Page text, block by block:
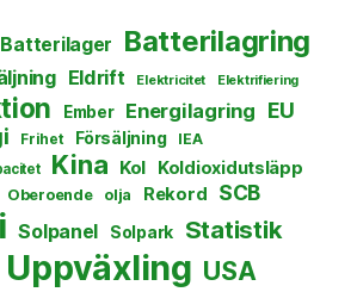
Batterilager Batterilagring
Eldrift Elektricitet Elektrifiering
Ember Energilagring EU
Frihet Försäljning IEA
Kina Kol Koldioxidutsläpp
Oberoende olja Rekord SCB
Solpanel Solpark Statistik
Uppväxling USA